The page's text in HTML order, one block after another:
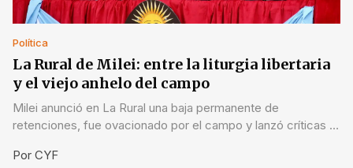
Política
La Rural de Milei: entre la liturgia libertaria
y el viejo anhelo del campo
Milei anunció en La Rural una baja permanente de
retenciones, fue ovacionado por el campo y lanzó críticas a
Por CYF